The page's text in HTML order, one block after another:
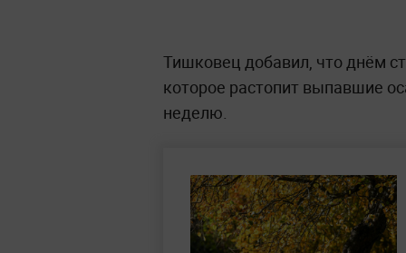
Тишковец добавил, что днём
которое растопит выпавшие
неделю.